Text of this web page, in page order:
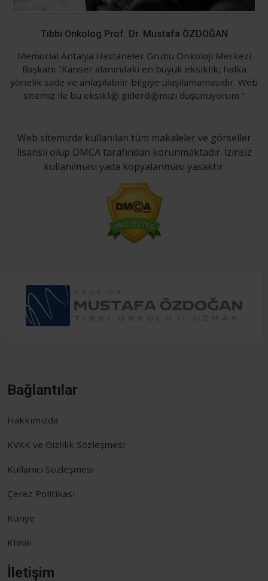
Tıbbi Onkolog Prof. Dr. Mustafa ÖZDOĞAN
Memorial Antalya Hastaneler Grubu Onkoloji Merkezi
Başkanı "Kanser alanındaki en büyük eksiklik, halka
yönelik sade ve anlaşılabilir bilgiye ulaşılamamasıdır. Web
sitemiz ile bu eksikliği giderdiğimizi düşünüyorum."
Web sitemizde kullanılan tüm makaleler ve görseller
lisanslı olup DMCA tarafından korunmaktadır. İzinsiz
kullanılması yada kopyalanması yasaktır.
Bağlantılar
Hakkımızda
KVKK ve Gizlilik Sözleşmesi
Kullanıcı Sözleşmesi
Çerez Politikası
Künye
Klinik
İletişim